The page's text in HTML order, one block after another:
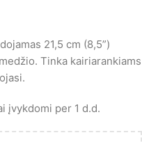
21,5 cm (8,5”)
Tinka kairiarankiams
įvykdomi per 1 d.d.